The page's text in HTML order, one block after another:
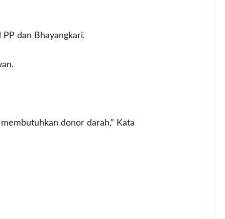
dan Bhayangkari.
donor darah,” Kata